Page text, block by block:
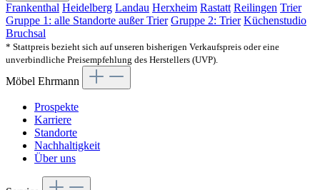
Frankenthal Heidelberg Landau Herxheim Rastatt Reilingen Trier
Gruppe 1: alle Standorte außer Trier Gruppe 2: Trier Küchenstudio
Bruchsal
* Stattpreis bezieht sich auf unseren bisherigen Verkaufspreis oder eine
unverbindliche Preisempfehlung des Herstellers (UVP).
Möbel Ehrmann
Prospekte
Karriere
Standorte
Nachhaltigkeit
Über uns